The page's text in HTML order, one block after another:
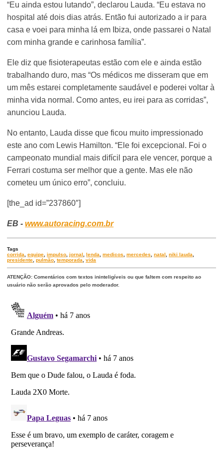
“Eu ainda estou lutando”, declarou Lauda. “Eu estava no
hospital até dois dias atrás. Então fui autorizado a ir para
casa e voei para minha lá em Ibiza, onde passarei o Natal
com minha grande e carinhosa família”.
Ele diz que fisioterapeutas estão com ele e ainda estão
trabalhando duro, mas “Os médicos me disseram que em
um mês estarei completamente saudável e poderei voltar à
minha vida normal. Como antes, eu irei para as corridas”,
anunciou Lauda.
No entanto, Lauda disse que ficou muito impressionado
este ano com Lewis Hamilton. “Ele foi excepcional. Foi o
campeonato mundial mais difícil para ele vencer, porque a
Ferrari costuma ser melhor que a gente. Mas ele não
cometeu um único erro”, concluiu.
[the_ad id=”237860″]
EB -www.autoracing.com.br
Tags
corrida
,equipe ,impulso ,jornal ,lenda ,medicos ,mercedes ,natal ,niki lauda
presidente ,pulmão ,temporada ,vida
ATENÇÃO: Comentários com textos ininteligíveis ou que faltem com respeito ao
usuário não serão aprovados pelo moderador.